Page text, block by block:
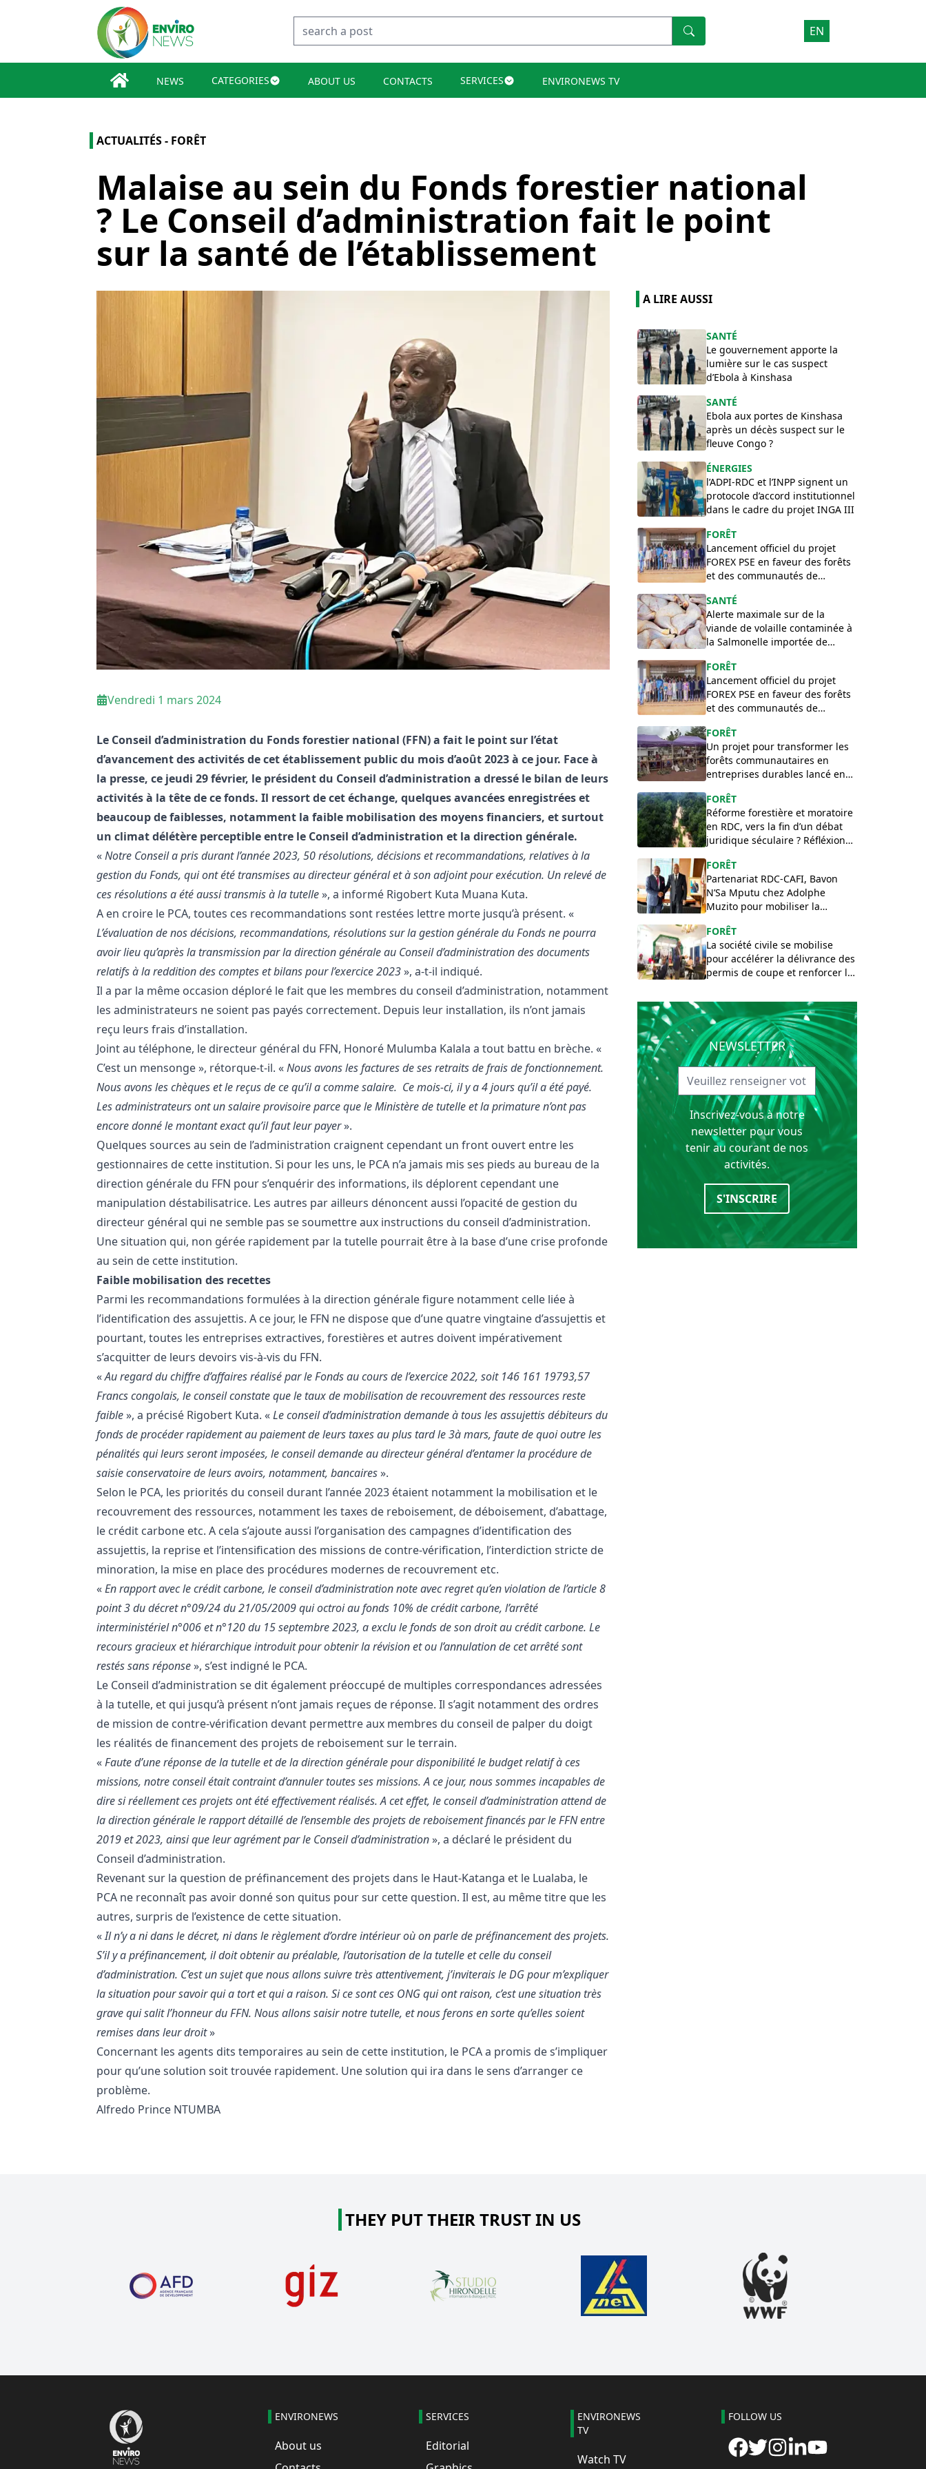
EN
NEWS CATEGORIES ABOUT US CONTACTS SERVICES ENVIRONEWS TV
ACTUALITÉS - FORÊT
Malaise au sein du Fonds forestier national
? Le Conseil d’administration fait le point
sur la santé de l’établissement
Vendredi 1 mars 2024
Le Conseil d’administration du Fonds forestier national (FFN) a fait le point sur l’état
d’avancement des activités de cet établissement public du mois d’août 2023 à ce jour. Face à
la presse, ce jeudi 29 février, le président du Conseil d’administration a dressé le bilan de leurs
activités à la tête de ce fonds. Il ressort de cet échange, quelques avancées enregistrées et
beaucoup de faiblesses, notamment la faible mobilisation des moyens financiers, et surtout
un climat délétère perceptible entre le Conseil d’administration et la direction générale.
«Notre Conseil a pris durant l’année 2023, 50 résolutions, décisions et recommandations, relatives à la
gestion du Fonds, qui ont été transmises au directeur général et à son adjoint pour exécution. Un relevé de
ces résolutions a été aussi transmis à la tutelle», a informé Rigobert Kuta Muana Kuta.
A en croire le PCA, toutes ces recommandations sont restées lettre morte jusqu’à présent. «
L’évaluation de nos décisions, recommandations, résolutions sur la gestion générale du Fonds ne pourra
avoir lieu qu’après la transmission par la direction générale au Conseil d’administration des documents
relatifs à la reddition des comptes et bilans pour l’exercice 2023», a-t-il indiqué.
Il a par la même occasion déploré le fait que les membres du conseil d’administration, notamment
les administrateurs ne soient pas payés correctement. Depuis leur installation, ils n’ont jamais
reçu leurs frais d’installation.
Joint au téléphone, le directeur général du FFN, Honoré Mulumba Kalala a tout battu en brèche. «
C’est un mensonge », rétorque-t-il. «Nous avons les factures de ses retraits de frais de fonctionnement.
Nous avons les chèques et le reçus de ce qu’il a comme salaire. Ce mois-ci, il y a 4 jours qu’il a été payé.
Les administrateurs ont un salaire provisoire parce que le Ministère de tutelle et la primature n’ont pas
encore donné le montant exact qu’il faut leur payer».
Quelques sources au sein de l’administration craignent cependant un front ouvert entre les
gestionnaires de cette institution. Si pour les uns, le PCA n’a jamais mis ses pieds au bureau de la
direction générale du FFN pour s’enquérir des informations, ils déplorent cependant une
manipulation déstabilisatrice. Les autres par ailleurs dénoncent aussi l’opacité de gestion du
directeur général qui ne semble pas se soumettre aux instructions du conseil d’administration.
Une situation qui, non gérée rapidement par la tutelle pourrait être à la base d’une crise profonde
au sein de cette institution.
Faible mobilisation des recettes
Parmi les recommandations formulées à la direction générale figure notamment celle liée à
l’identification des assujettis. A ce jour, le FFN ne dispose que d’une quatre vingtaine d’assujettis et
pourtant, toutes les entreprises extractives, forestières et autres doivent impérativement
s’acquitter de leurs devoirs vis-à-vis du FFN.
«Au regard du chiffre d’affaires réalisé par le Fonds au cours de l’exercice 2022, soit 146 161 19793,57
Francs congolais, le conseil constate que le taux de mobilisation de recouvrement des ressources reste
faible», a précisé Rigobert Kuta. «Le conseil d’administration demande à tous les assujettis débiteurs du
fonds de procéder rapidement au paiement de leurs taxes au plus tard le 3à mars, faute de quoi outre les
pénalités qui leurs seront imposées, le conseil demande au directeur général d’entamer la procédure de
saisie conservatoire de leurs avoirs, notamment, bancaires».
Selon le PCA, les priorités du conseil durant l’année 2023 étaient notamment la mobilisation et le
recouvrement des ressources, notamment les taxes de reboisement, de déboisement, d’abattage,
le crédit carbone etc. A cela s’ajoute aussi l’organisation des campagnes d’identification des
assujettis, la reprise et l’intensification des missions de contre-vérification, l’interdiction stricte de
minoration, la mise en place des procédures modernes de recouvrement etc.
«En rapport avec le crédit carbone, le conseil d’administration note avec regret qu’en violation de l’article 8
point 3 du décret n°09/24 du 21/05/2009 qui octroi au fonds 10% de crédit carbone, l’arrêté
interministériel n°006 et n°120 du 15 septembre 2023, a exclu le fonds de son droit au crédit carbone. Le
recours gracieux et hiérarchique introduit pour obtenir la révision et ou l’annulation de cet arrêté sont
restés sans réponse», s’est indigné le PCA.
Le Conseil d’administration se dit également préoccupé de multiples correspondances adressées
à la tutelle, et qui jusqu’à présent n’ont jamais reçues de réponse. Il s’agit notamment des ordres
de mission de contre-vérification devant permettre aux membres du conseil de palper du doigt
les réalités de financement des projets de reboisement sur le terrain.
«Faute d’une réponse de la tutelle et de la direction générale pour disponibilité le budget relatif à ces
missions, notre conseil était contraint d’annuler toutes ses missions. A ce jour, nous sommes incapables de
dire si réellement ces projets ont été effectivement réalisés. A cet effet, le conseil d’administration attend de
la direction générale le rapport détaillé de l’ensemble des projets de reboisement financés par le FFN entre
2019 et 2023, ainsi que leur agrément par le Conseil d’administration», a déclaré le président du
Conseil d’administration.
Revenant sur la question de préfinancement des projets dans le Haut-Katanga et le Lualaba, le
PCA ne reconnaît pas avoir donné son quitus pour sur cette question. Il est, au même titre que les
autres, surpris de l’existence de cette situation.
«Il n’y a ni dans le décret, ni dans le règlement d’ordre intérieur où on parle de préfinancement des projets.
S’il y a préfinancement, il doit obtenir au préalable, l’autorisation de la tutelle et celle du conseil
d’administration. C’est un sujet que nous allons suivre très attentivement, j’inviterais le DG pour m’expliquer
la situation pour savoir qui a tort et qui a raison. Si ce sont ces ONG qui ont raison, c’est une situation très
grave qui salit l’honneur du FFN. Nous allons saisir notre tutelle, et nous ferons en sorte qu’elles soient
remises dans leur droit»
Concernant les agents dits temporaires au sein de cette institution, le PCA a promis de s’impliquer
pour qu’une solution soit trouvée rapidement. Une solution qui ira dans le sens d’arranger ce
problème.
Alfredo Prince NTUMBA
A LIRE AUSSI
SANTÉ
Le gouvernement apporte la
lumière sur le cas suspect
d’Ebola à Kinshasa
SANTÉ
Ebola aux portes de Kinshasa
après un décès suspect sur le
fleuve Congo ?
ÉNERGIES
l’ADPI-RDC et l’INPP signent un
protocole d’accord institutionnel
dans le cadre du projet INGA III
FORÊT
Lancement officiel du projet
FOREX PSE en faveur des forêts
et des communautés de
SANTÉ
Alerte maximale sur de la
viande de volaille contaminée à
la Salmonelle importée de
FORÊT
Lancement officiel du projet
FOREX PSE en faveur des forêts
et des communautés de
FORÊT
Un projet pour transformer les
forêts communautaires en
entreprises durables lancé en
FORÊT
Réforme forestière et moratoire
en RDC, vers la fin d’un débat
juridique séculaire ? Réfléxion
FORÊT
Partenariat RDC-CAFI, Bavon
N’Sa Mputu chez Adolphe
Muzito pour mobiliser la
FORÊT
La société civile se mobilise
pour accélérer la délivrance des
permis de coupe et renforcer le
congolaises
NEWSLETTER
Inscrivez-vous à notre
newsletter pour vous
tenir au courant de nos
activités.
S'INSCRIRE
THEY PUT THEIR TRUST IN US
ENVIRONEWS
About us
SERVICES
Editorial
ENVIRONEWS
TV
Watch TV
FOLLOW US